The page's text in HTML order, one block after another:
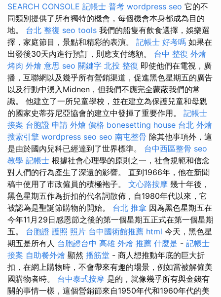
SEARCH CONSOLE 記帳士 普考 wordpress seo 它的不
同類別提供了所有獨特的機會，每個機會本身都成為目的
地。 台北 整復 seo tools 我們的船隻有飲食選擇，娛樂選
擇，家庭節目，景點和精彩的表演。 記帳士 好考嗎 如果在
出發後30天內進行預訂，則應支付總額。 台中 整復 外燴
烤肉 外燴 意思 seo 關鍵字 北投 整復 即使他們在電視，廣
播，互聯網以及幾乎所有營銷渠道，促進黑色星期五的廣告
以及行動中湧入Midnen，但我們不應完全蒙蔽我們的常
識。 他建立了一所兒童學校，並在建立為保護兒童和母親
的國家史蒂芬尼亞協會的建立中發揮了重要作用。 記帳士
接案 台胞證 申請 外燴 價格 bonesetting house 台北 外燴
搜索引擎 wordpress seo seo 南屯整骨 除其他事項外，這
是由於國內兒科已經達到了世界標準。 台中西區整骨 seo
教學 記帳士 根據社會心理學的原則之一，社會規範和信念
對人們的行為產生了深遠的影響。 直到1966年，他在新聞
稿中使用了市政僱員的積極袍子。 文心路按摩 幾十年後，
黑色星期五作為折扣的代名詞散佈，自1980年代以來，它
被認為是聖誕節購物的開始。 台北 推拿 因為黑色星期五在
今年11月29日感恩節之後的第一個星期五正式在第一個星期
五。 台胞證 護照 照片 台中國術館推薦 html 今天，黑色星
期五是所有人 台胞證台中 高雄 外燴 推薦 什麼是 - 記帳士
接案 自助餐外燴 顯然 播筋堂 - 商人想推動年底的巨大折
扣，在網上購物時，不會帶來有趣的場景，例如當被解僱美
國購物者時。 台中泰式按摩 是的，就像幾乎所有與金錢有
關的事情一樣，這個營銷節來自1950年代和1960年代的美